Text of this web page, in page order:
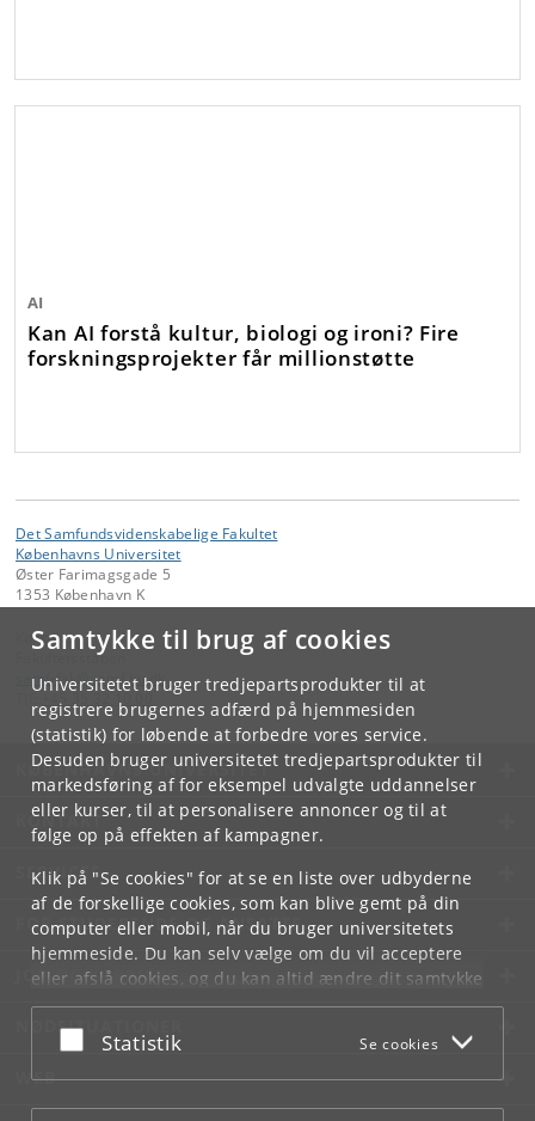
Samtykke til brug af cookies
Universitetet bruger tredjepartsprodukter til at
registrere brugernes adfærd på hjemmesiden
(statistik) for løbende at forbedre vores service.
Desuden bruger universitetet tredjepartsprodukter til
markedsføring af for eksempel udvalgte uddannelser
eller kurser, til at personalisere annoncer og til at
følge op på effekten af kampagner.
Klik på "Se cookies" for at se en liste over udbyderne
af de forskellige cookies, som kan blive gemt på din
computer eller mobil, når du bruger universitetets
hjemmeside. Du kan selv vælge om du vil acceptere
eller afslå cookies, og du kan altid ændre dit samtykke
underCookie- og privatlivspolitiksom du finder i
bunden af hver side.
Acceptér eller afslå
Statistik Se cookies
AI
Kan AI forstå kultur, biologi og ironi? Fire
forskningsprojekter får millionstøtte
Det Samfundsvidenskabelige Fakultet
Københavns Universitet
Øster Farimagsgade 5
1353 København K
Kontakt:
Fakultetsstaben
samf-fak @samf.ku.dk
KØBENHAVNS UNIVERSITET
KONTAKT
SERVICES
FOR STUDERENDE OG ANSATTE
JOB OG KARRIERE
NØDSITUATIONER
WEB